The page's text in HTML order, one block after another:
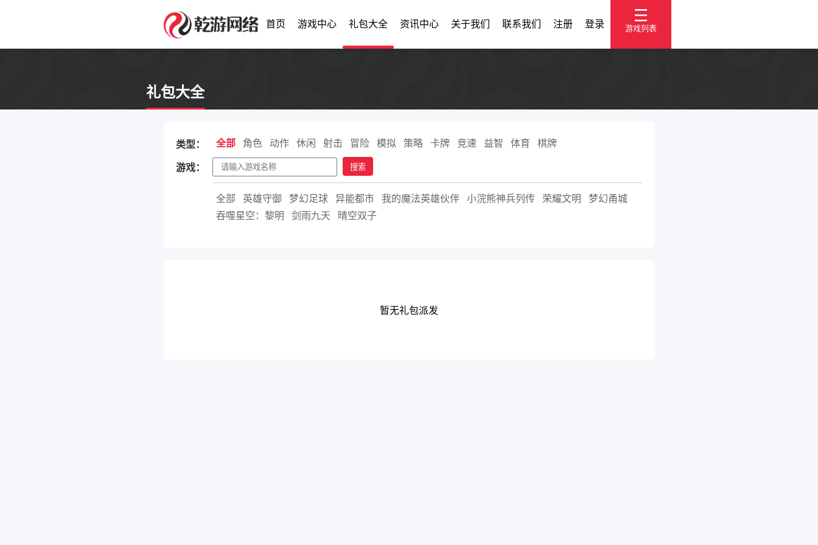
首页 游戏中心 礼包大全 资讯中心 关于我们 联系我们 注册 登录 游戏列表
礼包大全
类型： 全部 角色 动作 休闲 射击 冒险 模拟 策略 卡牌 竞速 益智 体育 棋牌
游戏： 搜索
全部 英雄守御 梦幻足球 异能都市 我的魔法英雄伙伴 小浣熊神兵列传 荣耀文明
梦幻甬城
吞噬星空：黎明
剑雨九天 晴空双子
暂无礼包派发